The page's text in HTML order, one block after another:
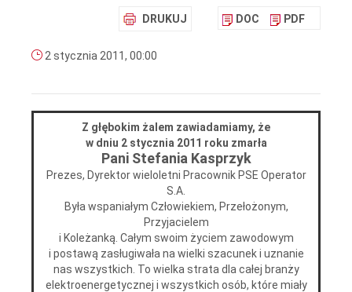
DRUKUJ DOC PDF
2 stycznia 2011, 00:00
Z głębokim żalem zawiadamiamy, że
w dniu 2 stycznia 2011 roku zmarła
Pani Stefania Kasprzyk
Prezes, Dyrektor wieloletni Pracownik PSE Operator
S.A.
Była wspaniałym Człowiekiem, Przełożonym,
Przyjacielem
i Koleżanką. Całym swoim życiem zawodowym
i postawą zasługiwała na wielki szacunek i uznanie
nas wszystkich. To wielka strata dla całej branży
elektroenergetycznej i wszystkich osób, które miały